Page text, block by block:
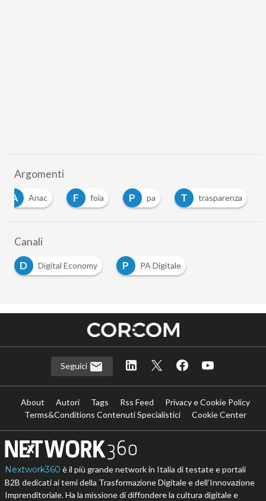
Argomenti
A
Anac F foia P pa T trasparenza
Canali
D
Digital Economy P PA Digitale
Seguici
About Autori Tags Rss Feed
Privacy e Cookie Policy
Terms&Conditions Contenuti Specialistici
Cookie Center
Nextwork360 è il più grande network in Italia di testate e portali
B2B dedicati ai temi della Trasformazione Digitale e dell’Innovazione
Imprenditoriale. Ha la missione di diffondere la cultura digitale e